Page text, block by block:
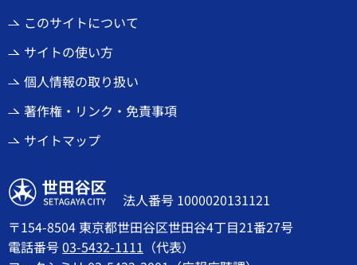
このサイトについて
サイトの使い方
個人情報の取り扱い
著作権・リンク・免責事項
サイトマップ
世田谷区
法人番号 1000020131121
〒154-8504 東京都世田谷区世田谷4丁目21番27号
電話番号03-5432-1111 （代表）